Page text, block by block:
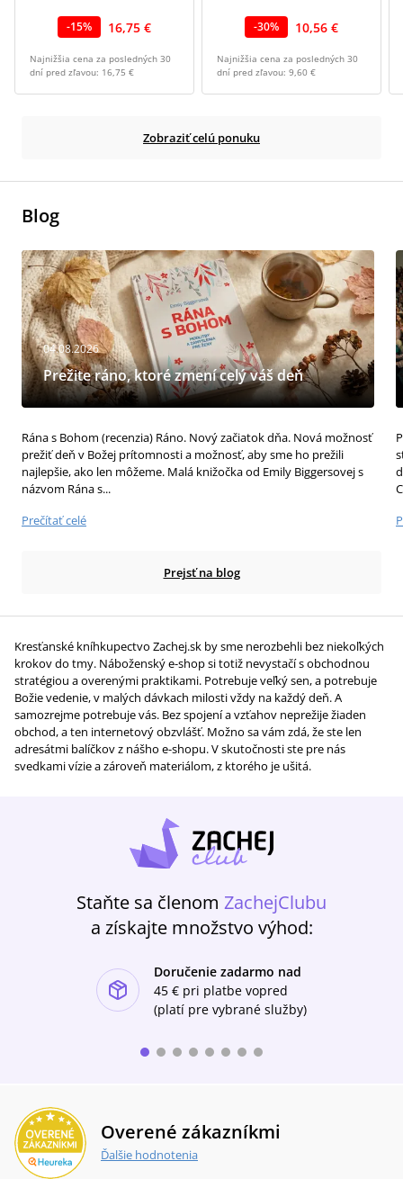
-15% 16,75 €
Najnižšia cena za posledných 30
dní pred zľavou: 16,75 €
-30% 10,56 €
Najnižšia cena za posledných 30
dní pred zľavou: 9,60 €
Zobraziť celú ponuku
Blog
04.08.2026
Prežite ráno, ktoré zmení celý váš deň
Rána s Bohom (recenzia) Ráno. Nový začiatok dňa. Nová možnosť
prežiť deň v Božej prítomnosti a možnosť, aby sme ho prežili
najlepšie, ako len môžeme. Malá knižočka od Emily Biggersovej s
názvom Rána s...
Prečítať celé
Prejsť na blog
Kresťanské kníhkupectvo Zachej.sk by sme nerozbehli bez niekoľkých
krokov do tmy. Náboženský e-shop si totiž nevystačí s obchodnou
stratégiou a overenými praktikami. Potrebuje veľký sen, a potrebuje
Božie vedenie, v malých dávkach milosti vždy na každý deň. A
samozrejme potrebuje vás. Bez spojení a vzťahov neprežije žiaden
obchod, a ten internetový obzvlášť. Možno sa vám zdá, že ste len
adresátmi balíčkov z nášho e-shopu. V skutočnosti ste pre nás
svedkami vízie a zároveň materiálom, z ktorého je ušitá.
Staňte sa členom ZachejClubu
a získajte množstvo výhod:
Doručenie zadarmo nad
45 € pri platbe vopred
(platí pre vybrané služby)
Overené zákazníkmi
Ďalšie hodnotenia